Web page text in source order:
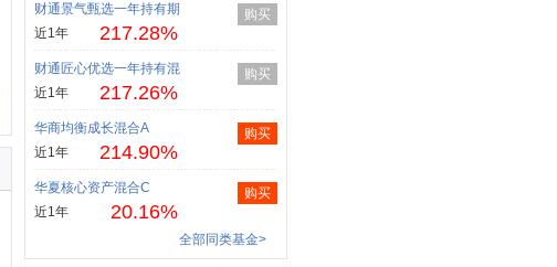
财通景气甄选一年持有期
近1年
217.28%
购买
财通匠心优选一年持有混
近1年
217.26%
购买
华商均衡成长混合A
近1年
214.90%
购买
华夏核心资产混合C
近1年
20.16%
购买
全部同类基金>